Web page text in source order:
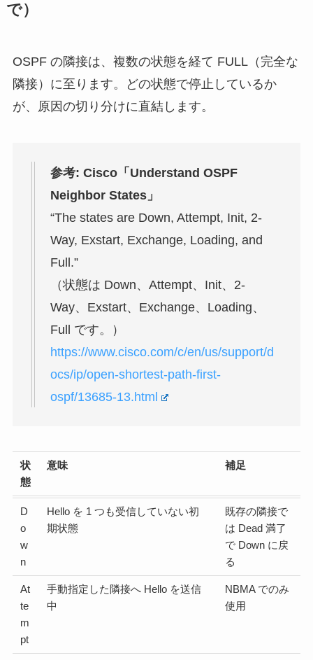
で）
OSPF の隣接は、複数の状態を経て FULL（完全な
隣接）に至ります。どの状態で停止しているか
が、原因の切り分けに直結します。
参考: Cisco「Understand OSPF
Neighbor States」
“The states are Down, Attempt, Init, 2-
Way, Exstart, Exchange, Loading, and
Full.”
（状態は Down、Attempt、Init、2-
Way、Exstart、Exchange、Loading、
Full です。）
https://www.cisco.com/c/en/us/support/d
ocs/ip/open-shortest-path-first-
ospf/13685-13.html
状
態
意味 補足
D
o
w
n
Hello を 1 つも受信していない初
期状態
既存の隣接で
は Dead 満了
で Down に戻
る
At
te
m
pt
手動指定した隣接へ Hello を送信
中
NBMA でのみ
使用